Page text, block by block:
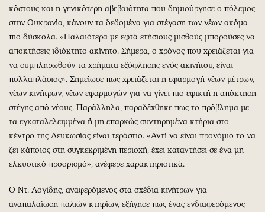
κόστους και η γενικότερη αβεβαιότητα που δημιούργησε ο πόλεμος
στην Ουκρανία, κάνουν τα δεδομένα για στέγαση των νέων ακόμα
πιο δύσκολα. «Παλαιότερα με εφτά ετήσιους μισθούς μπορούσες να
αποκτήσεις ιδιόκτητο ακίνητο. Σήμερα, ο χρόνος που χρειάζεται για
να συμπληρωθούν τα χρήματα εξόφλησης ενός ακινήτου, είναι
πολλαπλάσιος». Σημείωσε πως χρειάζεται η εφαρμογή νέων μέτρων,
νέων κινήτρων, νέων εφαρμογών για να γίνει πιο εφικτή η απόκτηση
στέγης από νέους. Παράλληλα, παραδέχθηκε πως το πρόβλημα με
τα εγκαταλελειμμένα ή μη επαρκώς συντηρημένα κτήρια στο
κέντρο της Λευκωσίας είναι τεράστιο. «Αντί να είναι προνόμιο το να
ζει κάποιος στη συγκεκριμένη περιοχή, έχει καταντήσει σε ένα μη
ελκυστικό προορισμό», ανέφερε χαρακτηριστικά.
Ο Ντ. Λογίδης, αναφερόμενος στα σχέδια κινήτρων για
αναπαλαίωση παλιών κτηρίων, εξήγησε πως ένας ενδιαφερόμενος